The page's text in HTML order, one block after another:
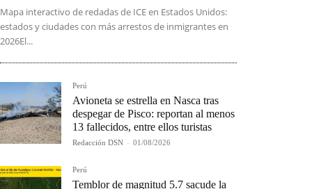
Mapa interactivo de redadas de ICE en Estados Unidos:
estados y ciudades con más arrestos de inmigrantes en
2026El...
Perú
Avioneta se estrella en Nasca tras
despegar de Pisco: reportan al menos
13 fallecidos, entre ellos turistas
Redacción DSN - 01/08/2026
Perú
Temblor de magnitud 5.7 sacude la